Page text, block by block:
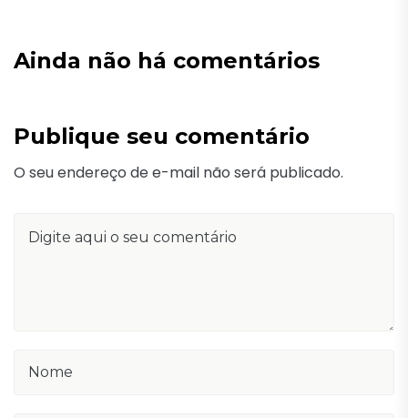
Ainda não há comentários
Publique seu comentário
O seu endereço de e-mail não será publicado.